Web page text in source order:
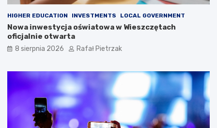
HIGHER EDUCATION INVESTMENTS LOCAL GOVERNMENT
Nowa inwestycja oświatowa w Wieszczętach
oficjalnie otwarta
8 sierpnia 2026 Rafał Pietrzak